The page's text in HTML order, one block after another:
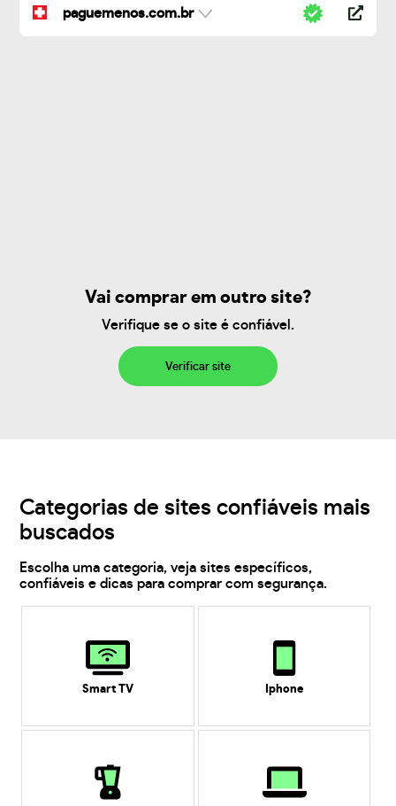
paguemenos.com.br
Vai comprar em outro site?
Verifique se o site é confiável.
Verificar site
Categorias de sites confiáveis mais
buscados
Escolha uma categoria, veja sites específicos,
confiáveis e dicas para comprar com segurança.
Smart TV Iphone